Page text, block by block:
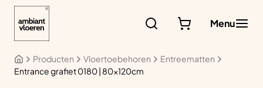
Menu
Producten Vloertoebehoren
Entreematten
Entrance grafiet 0180 | 80x120cm